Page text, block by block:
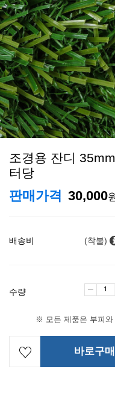
조경용 잔디
터당
판매가격 30,000
배송비 (착불)
수량
※ 모든 제품은 부피와
바로구매